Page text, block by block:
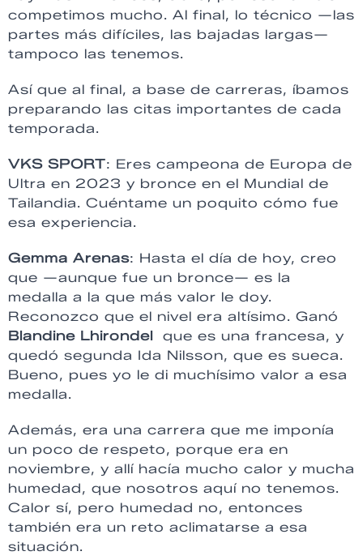
competimos mucho. Al final, lo técnico —las
partes más difíciles, las bajadas largas—
tampoco las tenemos.
Así que al final, a base de carreras, íbamos
preparando las citas importantes de cada
temporada.
VKS SPORT: Eres campeona de Europa de
Ultra en 2023 y bronce en el Mundial de
Tailandia. Cuéntame un poquito cómo fue
esa experiencia.
Gemma Arenas: Hasta el día de hoy, creo
que —aunque fue un bronce— es la
medalla a la que más valor le doy.
Reconozco que el nivel era altísimo. Ganó
Blandine Lhirondel
que es una francesa, y
quedó segunda Ida Nilsson, que es sueca.
Bueno, pues yo le di muchísimo valor a esa
medalla.
Además, era una carrera que me imponía
un poco de respeto, porque era en
noviembre, y allí hacía mucho calor y mucha
humedad, que nosotros aquí no tenemos.
Calor sí, pero humedad no, entonces
también era un reto aclimatarse a esa
situación.